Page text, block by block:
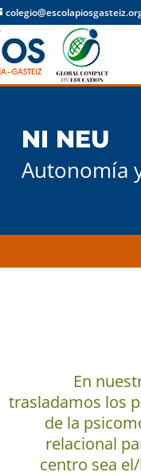
NI NEU
Autonomía
En
trasladamos los
de la
relacional
centro sea